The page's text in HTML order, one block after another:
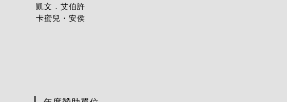
凱文．艾伯許
卡蜜兒・安侯